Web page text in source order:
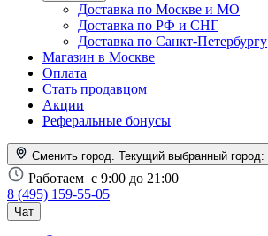
Доставка по Москве и МО
Доставка по РФ и СНГ
Доставка по Санкт-Петербургу
Магазин в Москве
Оплата
Стать продавцом
Акции
Реферальные бонусы
Сменить город. Текущий выбранный город:
Работаем с 9:00 до 21:00
8 (495) 159-55-05
Чат